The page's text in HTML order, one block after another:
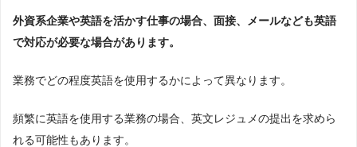
自分の英語スキルと明るい性格に自信を持ち、自己PRをすることで生徒さ
ような印象ではなく、初めてだとしても今までやってきましたと言うよう
【転職時の年齢】30歳
語教師
外資系企業や英語を活かす仕事の場合、面接、メールなども英語
で対応が必要な場合があります。
業務でどの程度英語を使用するかによって異なります。
頻繁に英語を使用する業務の場合、英文レジュメの提出を求めら
れる可能性もあります。